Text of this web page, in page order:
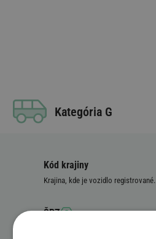
Kategória G
Kód krajiny
Krajina, kde je vozidlo registrované.
ŠPZ